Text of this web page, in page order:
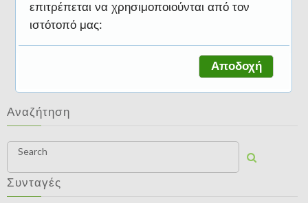
Αναζήτηση
Search
Συνταγές
επιτρέπεται να χρησιμοποιούνται από τον
ιστότοπό μας:
Αποδοχή